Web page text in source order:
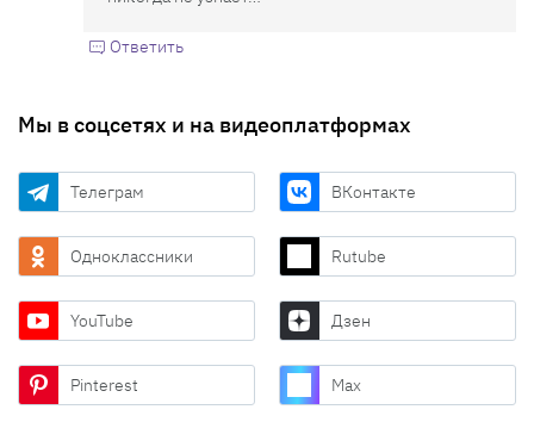
Ответить
Мы в соцсетях и на видеоплатформах
Телеграм ВКонтакте
Одноклассники Rutube
YouTube Дзен
Pinterest Max